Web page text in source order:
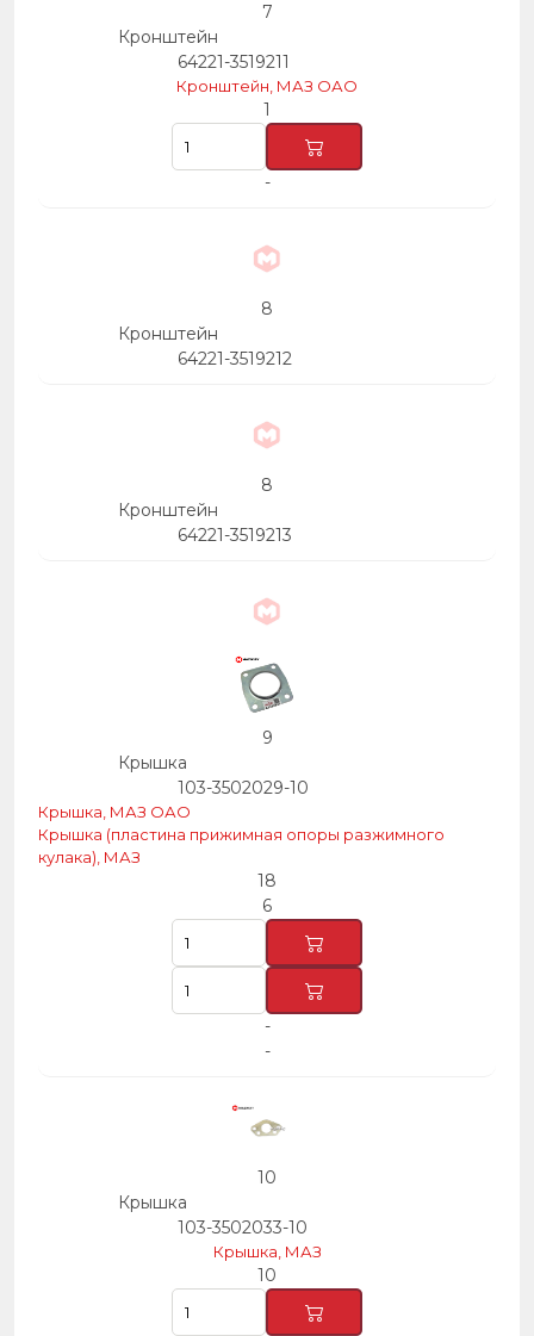
7
Кронштейн
64221-3519211
Кронштейн, МАЗ ОАО
1
-
8
Кронштейн
64221-3519212
8
Кронштейн
64221-3519213
9
Крышка
103-3502029-10
Крышка, МАЗ ОАО
Крышка (пластина прижимная опоры разжимного
кулака), МАЗ
18
6
-
-
10
Крышка
103-3502033-10
Крышка, МАЗ
10